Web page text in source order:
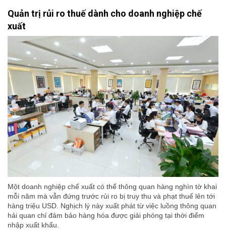
Quản trị rủi ro thuế dành cho doanh nghiệp chế
xuất
Một doanh nghiệp chế xuất có thể thông quan hàng nghìn tờ khai
mỗi năm mà vẫn đứng trước rủi ro bị truy thu và phạt thuế lên tới
hàng triệu USD. Nghịch lý này xuất phát từ việc luồng thông quan
hải quan chỉ đảm bảo hàng hóa được giải phóng tại thời điểm
nhập xuất khẩu.